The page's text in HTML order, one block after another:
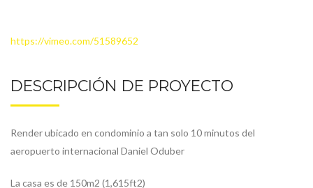
https://vimeo.com/51589652
DESCRIPCIÓN DE PROYECTO
Render ubicado en condominio a tan solo 10 minutos del
aeropuerto internacional Daniel Oduber
La casa es de 150m2 (1,615ft2)